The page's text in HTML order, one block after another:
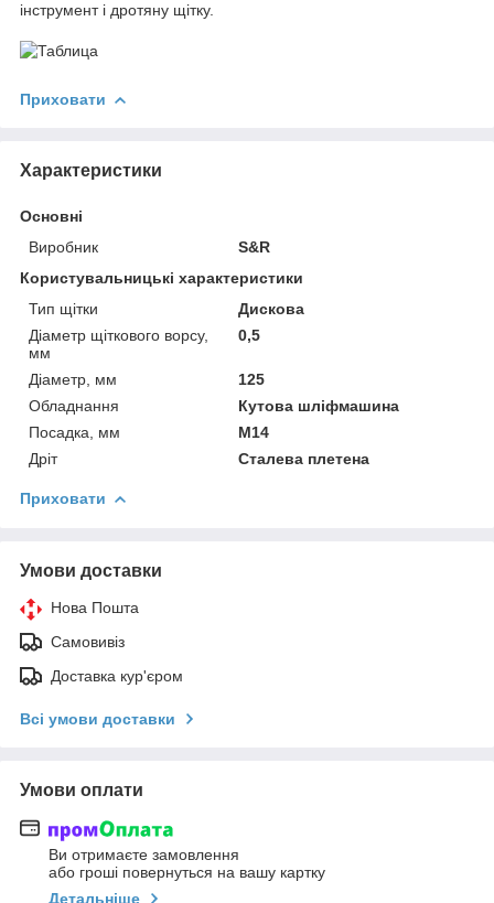
інструмент і дротяну щітку.
Приховати
Характеристики
Основні
Виробник
S&R
Користувальницькі характеристики
Тип щітки
Дискова
Діаметр щіткового ворсу,
мм
0,5
Діаметр, мм
125
Обладнання
Кутова шліфмашина
Посадка, мм
М14
Дріт
Сталева плетена
Приховати
Умови доставки
Нова Пошта
Самовивіз
Доставка кур'єром
Всі умови доставки
Умови оплати
Ви отримаєте замовлення
або гроші повернуться на вашу картку
Детальніше